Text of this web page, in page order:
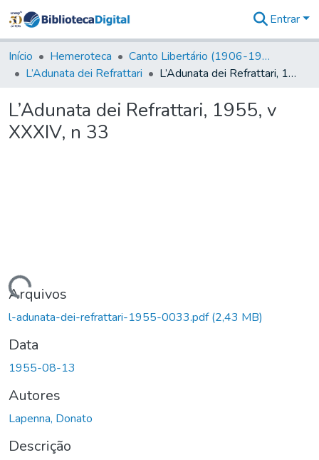
&
Coleções
Tudo na
Digital
Entrar
Início Hemeroteca
Canto Libertário (1906-1995)
L’Adunata dei Refrattari
L’Adunata dei Refrattari, 1955, v XXXIV, n 33
L’Adunata dei Refrattari, 1955, v
XXXIV, n 33
Carregando...
Arquivos
l-adunata-dei-refrattari-1955-0033.pdf(2,43 MB)
Data
1955-08-13
Autores
Lapenna, Donato
Descrição